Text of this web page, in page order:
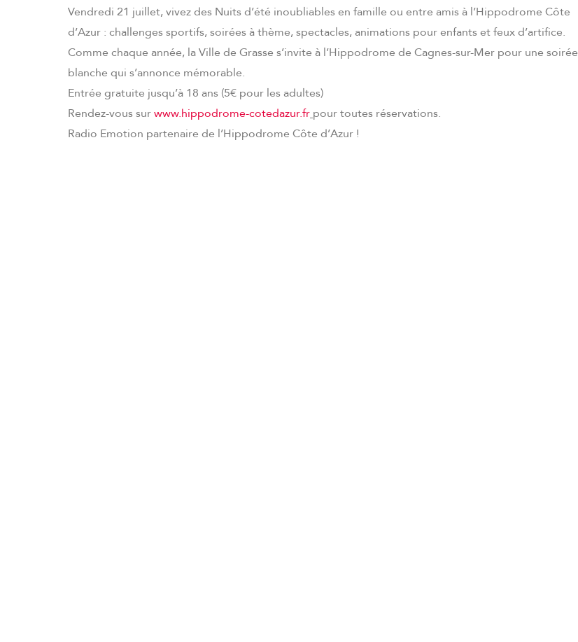
Vendredi 21 juillet, vivez des Nuits d’été inoubliables en famille ou entre amis à l’Hippodrome Côte
d’Azur : challenges sportifs, soirées à thème, spectacles, animations pour enfants et feux d’artifice.
Comme chaque année, la Ville de Grasse s’invite à l’Hippodrome de Cagnes-sur-Mer pour une soirée
blanche qui s’annonce mémorable.
Entrée gratuite jusqu’à 18 ans (5€ pour les adultes)
Rendez-vous surwww.hippodrome-cotedazur.fr pour toutes réservations.
Radio Emotion partenaire de l’Hippodrome Côte d’Azur !